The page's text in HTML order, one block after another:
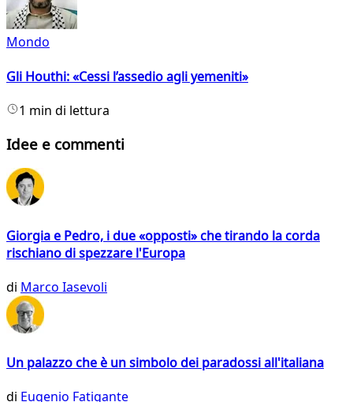
Mondo
Gli Houthi: «Cessi l’assedio agli yemeniti»
1 min di lettura
Idee e commenti
Giorgia e Pedro, i due «opposti» che tirando la corda
rischiano di spezzare l'Europa
di Marco Iasevoli
Un palazzo che è un simbolo dei paradossi all'italiana
di Eugenio Fatigante